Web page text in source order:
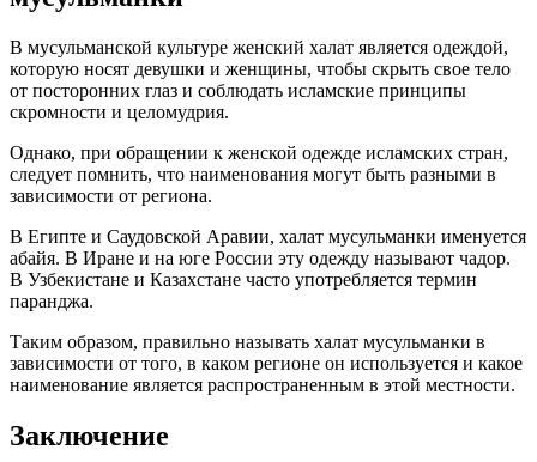
В мусульманской культуре женский халат является одеждой,
которую носят девушки и женщины, чтобы скрыть свое тело
от посторонних глаз и соблюдать исламские принципы
скромности и целомудрия.
Однако, при обращении к женской одежде исламских стран,
следует помнить, что наименования могут быть разными в
зависимости от региона.
В Египте и Саудовской Аравии, халат мусульманки именуется
абайя. В Иране и на юге России эту одежду называют чадор.
В Узбекистане и Казахстане часто употребляется термин
паранджа.
Таким образом, правильно называть халат мусульманки в
зависимости от того, в каком регионе он используется и какое
наименование является распространенным в этой местности.
Заключение